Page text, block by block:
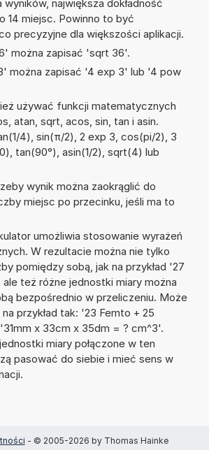
największa dokładność
14 miejsc. Powinno to być
precyzyjne dla większości aplikacji.
można zapisać 'sqrt 36'.
można zapisać '4 exp 3' lub '4 pow
używać funkcji matematycznych
atan, sqrt, acos, sin, tan i asin.
4), sin(π/2), 2 exp 3, cos(pi/2), 3
tan(90°), asin(1/2), sqrt(4) lub
wynik można zaokrąglić do
miejsc po przecinku, jeśli ma to
umożliwia stosowanie wyrażeń
W rezultacie można nie tylko
pomiędzy sobą, jak na przykład '27
też różne jednostki miary można
bezpośrednio w przeliczeniu. Może
przykład tak: '23 Femto + 25
x 33cm x 35dm = ? cm^3'.
miary połączone w ten
pasować do siebie i mieć sens w
- © 2005-2026 by Thomas Hainke